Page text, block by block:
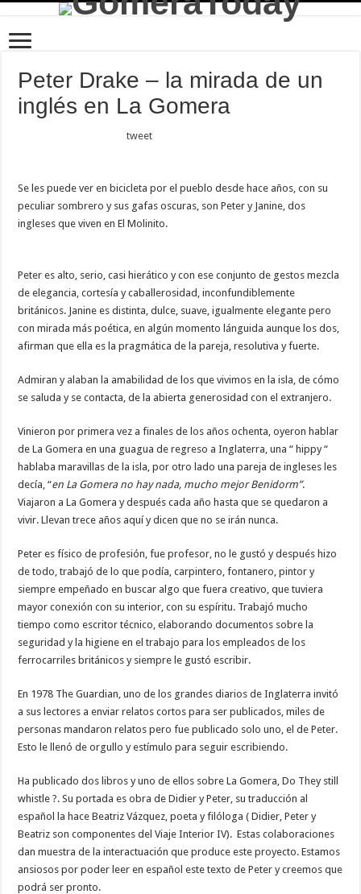
Peter Drake – la mirada de un
inglés en La Gomera
tweet
Se les puede ver en bicicleta por el pueblo desde hace años, con su
peculiar sombrero y sus gafas oscuras, son Peter y Janine, dos
ingleses que viven en El Molinito.
Peter es alto, serio, casi hierático y con ese conjunto de gestos mezcla
de elegancia, cortesía y caballerosidad, inconfundiblemente
británicos. Janine es distinta, dulce, suave, igualmente elegante pero
con mirada más poética, en algún momento lánguida aunque los dos,
afirman que ella es la pragmática de la pareja, resolutiva y fuerte.
Admiran y alaban la amabilidad de los que vivimos en la isla, de cómo
se saluda y se contacta, de la abierta generosidad con el extranjero.
Vinieron por primera vez a finales de los años ochenta, oyeron hablar
de La Gomera en una guagua de regreso a Inglaterra, una “ hippy “
hablaba maravillas de la isla, por otro lado una pareja de ingleses les
decía, “en La Gomera no hay nada, mucho mejor Benidorm”.
Viajaron a La Gomera y después cada año hasta que se quedaron a
vivir. Llevan trece años aquí y dicen que no se irán nunca.
Peter es físico de profesión, fue profesor, no le gustó y después hizo
de todo, trabajó de lo que podía, carpintero, fontanero, pintor y
siempre empeñado en buscar algo que fuera creativo, que tuviera
mayor conexión con su interior, con su espíritu. Trabajó mucho
tiempo como escritor técnico, elaborando documentos sobre la
seguridad y la higiene en el trabajo para los empleados de los
ferrocarriles británicos y siempre le gustó escribir.
En 1978 The Guardian, uno de los grandes diarios de Inglaterra invitó
a sus lectores a enviar relatos cortos para ser publicados, miles de
personas mandaron relatos pero fue publicado solo uno, el de Peter.
Esto le llenó de orgullo y estímulo para seguir escribiendo.
Ha publicado dos libros y uno de ellos sobre La Gomera, Do They still
whistle ?. Su portada es obra de Didier y Peter, su traducción al
español la hace Beatriz Vázquez, poeta y filóloga ( Didier, Peter y
Beatriz son componentes del Viaje Interior IV). Estas colaboraciones
dan muestra de la interactuación que produce este proyecto. Estamos
ansiosos por poder leer en español este texto de Peter y creemos que
podrá ser pronto.
Necesarias
Estas
opcionales.
Son
para que
funcione la
Para que
podamos
funcionalidad
y estructura
base a cómo
se usa la
Experiencia
Para que
nuestra web
funcione lo
mejor posible
visita. Si
rechaza estas
cookies,
algunas
desaparecerán
de la web.